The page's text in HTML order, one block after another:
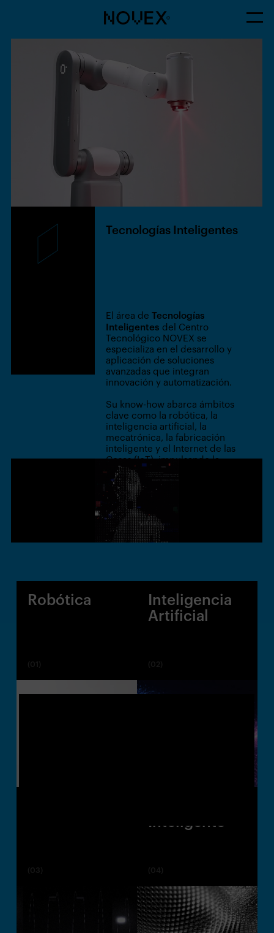
Tecnologías Inteligentes
El área de Tecnologías
Inteligentes del Centro
Tecnológico NOVEX se
especializa en el desarrollo y
aplicación de soluciones
avanzadas que integran
innovación y automatización.
Su know-how abarca ámbitos
clave como la robótica, la
inteligencia artificial, la
mecatrónica, la fabricación
inteligente y el Internet de las
Cosas (IoT), impulsando la
transformación digital de la
industria y la creación de
sistemas más eficientes,
conectados y sostenibles.
Robótica
Inteligencia
Artificial